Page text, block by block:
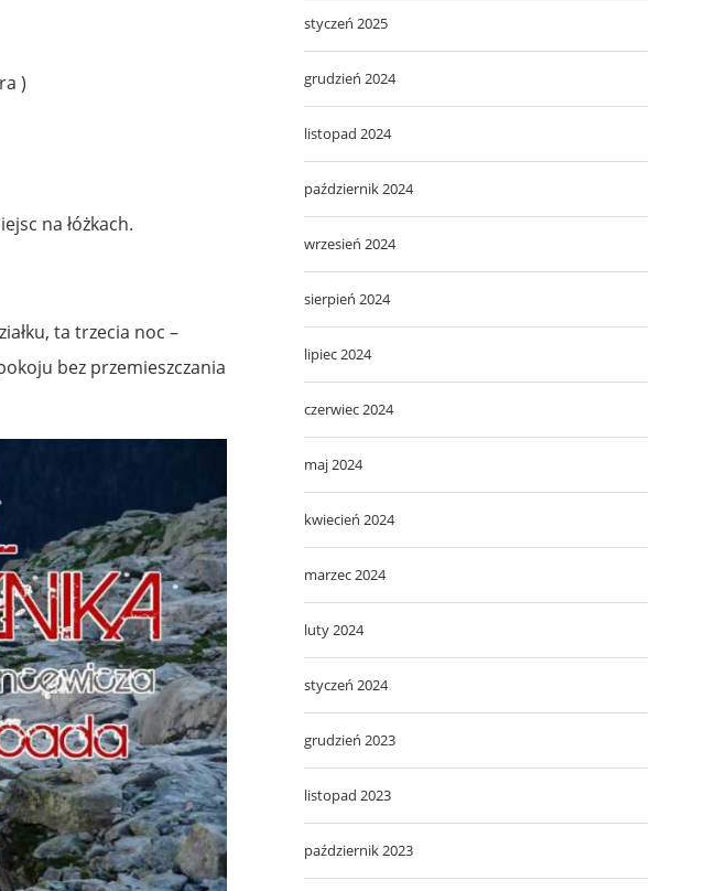
)
na łóżkach.
ta trzecia noc –
bez przemieszczania
styczeń 2025
grudzień 2024
listopad 2024
październik 2024
wrzesień 2024
sierpień 2024
lipiec 2024
czerwiec 2024
maj 2024
kwiecień 2024
marzec 2024
luty 2024
styczeń 2024
grudzień 2023
listopad 2023
październik 2023